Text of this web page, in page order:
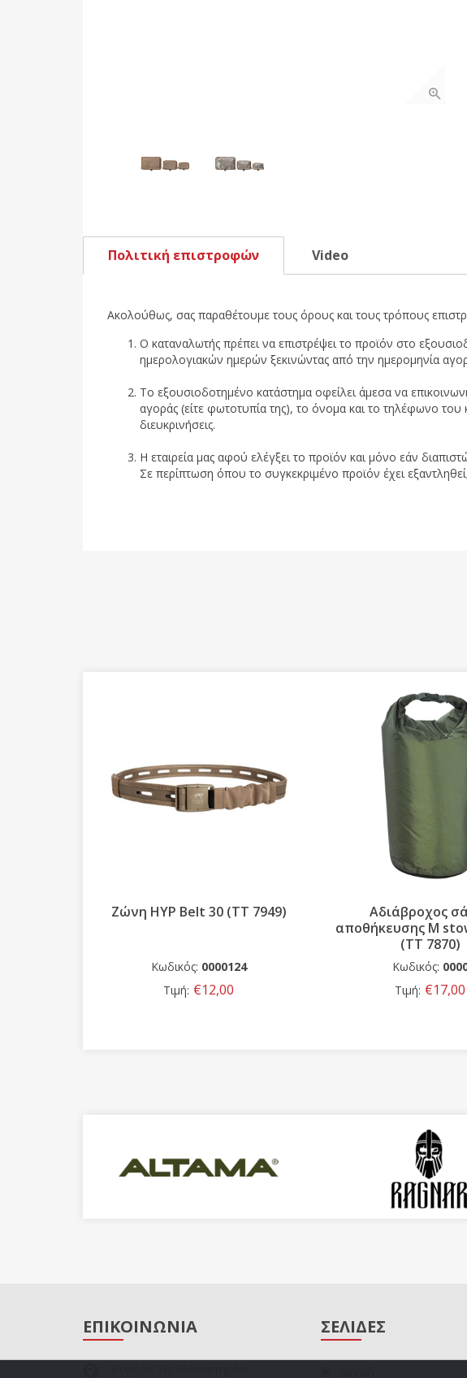
Πολιτική επιστροφών Video
Ακολούθως, σας παραθέτουμε τους όρους και τους τρόπους
Ο καταναλωτής πρέπει να επιστρέψει το προϊόν στο
ημερολογιακών ημερών ξεκινώντας από την ημερομηνία
Το εξουσιοδοτημένο κατάστημα οφείλει άμεσα να
αγοράς (είτε φωτοτυπία της), το όνομα και το τηλέφωνο του
διευκρινήσεις.
Η εταιρεία μας αφού ελέγξει το προϊόν και μόνο εάν
Σε περίπτωση όπου το συγκεκριμένο προϊόν έχει
Ζώνη HYP Belt 30 (ΤΤ 7949)
Κωδικός: 0000124
Τιμή: €12,00
Αδιάβροχος
αποθήκευσης M
(TT 7870)
Κωδικός:
Τιμή: €17,00
ΕΠΙΚΟΙΝΩΝΙΑ ΣΕΛΙΔΕΣ